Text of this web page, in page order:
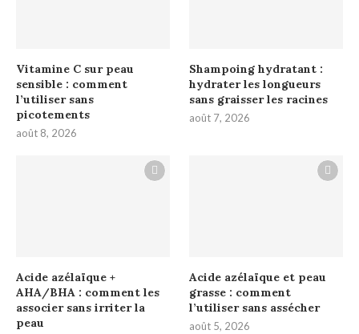
Vitamine C sur peau
sensible : comment
l’utiliser sans
picotements
août 8, 2026
Shampoing hydratant :
hydrater les longueurs
sans graisser les racines
août 7, 2026
Acide azélaïque +
AHA/BHA : comment les
associer sans irriter la
peau
Acide azélaïque et peau
grasse : comment
l’utiliser sans assécher
août 5, 2026